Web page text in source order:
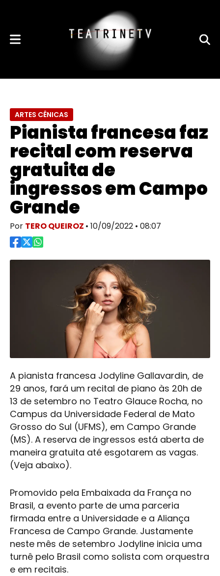
ARTES CÊNICAS
Pianista francesa faz
recital com reserva
gratuita de
ingressos em Campo
Grande
Por TERO QUEIROZ • 10/09/2022 • 08:07
A pianista francesa Jodyline Gallavardin, de
29 anos, fará um recital de piano às 20h de
13 de setembro no Teatro Glauce Rocha, no
Campus da Universidade Federal de Mato
Grosso do Sul (UFMS), em Campo Grande
(MS). A reserva de ingressos está aberta de
maneira gratuita até esgotarem as vagas.
(Veja abaixo).
Promovido pela Embaixada da França no
Brasil, a evento parte de uma parceria
firmada entre a Universidade e a Aliança
Francesa de Campo Grande. Justamente
neste mês de setembro Jodyline inicia uma
turnê pelo Brasil como solista com orquestra
e em recitais.